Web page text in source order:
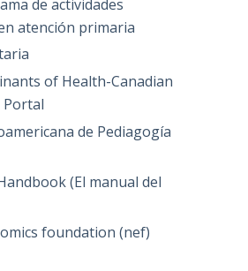
de actividades
atención primaria
of Health-Canadian
Portal
de Pediagogía
(El manual del
foundation (nef)